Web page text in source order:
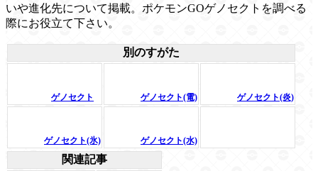
いや進化先について掲載。ポケモンGOゲノセクトを調べる
際にお役立て下さい。
別のすがた
ゲノセクト ゲノセクト(電) ゲノセクト(炎)
ゲノセクト(氷) ゲノセクト(水)
関連記事